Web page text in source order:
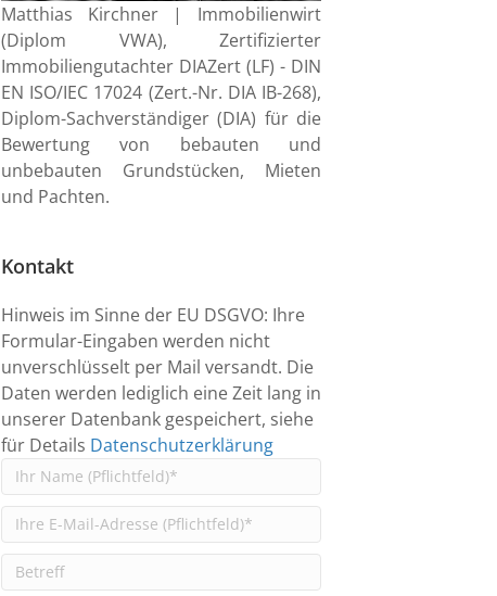
Matthias Kirchner | Immobilienwirt
(Diplom VWA), Zertifizierter
Immobiliengutachter DIAZert (LF) - DIN
EN ISO/IEC 17024 (Zert.-Nr. DIA IB-268),
Diplom-Sachverständiger (DIA) für die
Bewertung von bebauten und
unbebauten Grundstücken, Mieten
und Pachten.
Kontakt
Hinweis im Sinne der EU DSGVO: Ihre
Formular-Eingaben werden nicht
unverschlüsselt per Mail versandt. Die
Daten werden lediglich eine Zeit lang in
unserer Datenbank gespeichert, siehe
für Details Datenschutzerklärung